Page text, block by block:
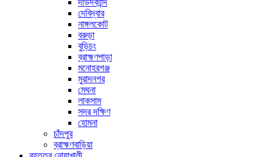
দাউদকান্দি
দেবিদ্বার
নাঙ্গলকোট
বরুড়া
বুড়িচং
ব্রাহ্মণপাড়া
মনোহরগঞ্জ
মুরাদনগর
মেঘনা
লাকসাম
সদর দক্ষিণ
হোমনা
চাঁদপুর
ব্রাহ্মণবাড়িয়া